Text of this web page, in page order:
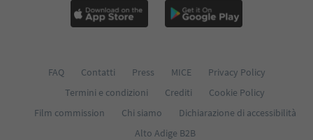
FAQ Contatti Press MICE
Privacy Policy
Termini e condizioni
Crediti
Cookie Policy
Film commission
Chi siamo
Dichiarazione di accessibilità
Alto Adige B2B